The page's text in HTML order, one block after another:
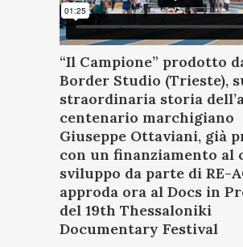
“Il Campione” prodotto
Border Studio (Trieste),
straordinaria storia
centenario marchigiano
Giuseppe Ottaviani, già
con un finanziamento al
sviluppo da parte di RE-
approda ora al Docs in
del 19th Thessaloniki
Documentary Festival